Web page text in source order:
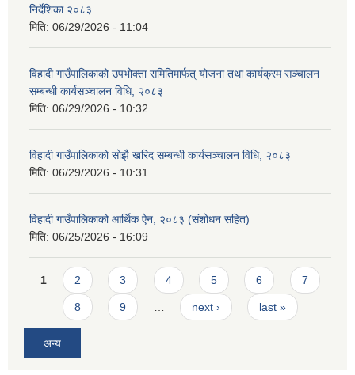
निर्देशिका २०८३
मिति: 06/29/2026 - 11:04
विहादी गाउँपालिकाको उपभोक्ता समितिमार्फत् योजना तथा कार्यक्रम सञ्चालन
सम्बन्धी कार्यसञ्चालन विधि, २०८३
मिति: 06/29/2026 - 10:32
विहादी गाउँपालिकाको सोझै खरिद सम्बन्धी कार्यसञ्चालन विधि, २०८३
मिति: 06/29/2026 - 10:31
विहादी गाउँपालिकाको आर्थिक ऐन, २०८३ (संशोधन सहित)
मिति: 06/25/2026 - 16:09
Pages
1 2 3 4 5 6 7
8 9 next › last »
अन्य